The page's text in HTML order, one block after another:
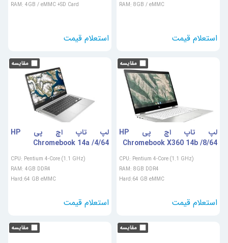
RAM: 8GB / eMMC
RAM: 4GB / eMMC +SD Card
لپ تاپ اچ پی HP
Chromebook X360 14b /8/64
CPU: Pentium 4-Core (1.1 GHz)
RAM: 8GB DDR4
Hard:64 GB eMMC
لپ تاپ اچ پی HP
Chromebook 14a /4/64
CPU: Pentium 4-Core (1.1 GHz)
RAM: 4GB DDR4
Hard:64 GB eMMC